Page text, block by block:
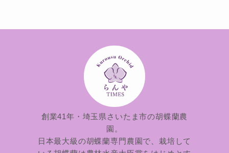
創業41年・埼玉県さいたま市の胡蝶蘭農
園。
日本最大級の胡蝶蘭専門農園で、栽培して